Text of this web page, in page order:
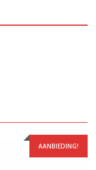
AANBIEDING!